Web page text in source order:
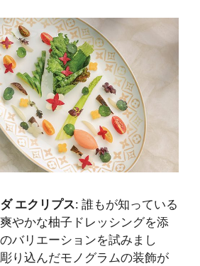
エクリプス: 誰もが知っている
やかな柚子ドレッシングを添
バリエーションを試みまし
り込んだモノグラムの装飾が